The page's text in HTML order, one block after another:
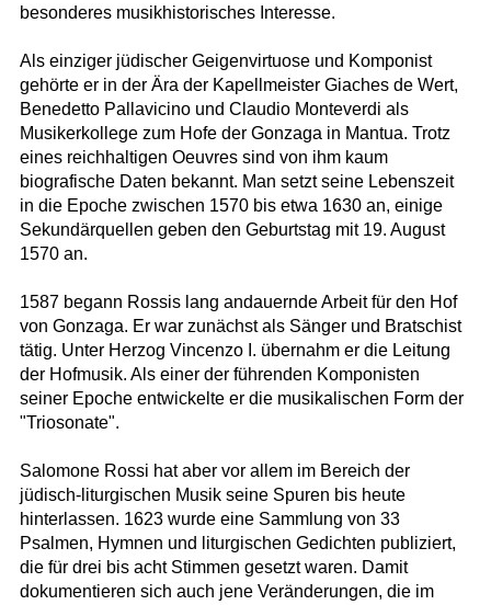
besonderes musikhistorisches Interesse.
Als einziger jüdischer Geigenvirtuose und Komponist
gehörte er in der Ära der Kapellmeister Giaches de Wert,
Benedetto Pallavicino und Claudio Monteverdi als
Musikerkollege zum Hofe der Gonzaga in Mantua. Trotz
eines reichhaltigen Oeuvres sind von ihm kaum
biografische Daten bekannt. Man setzt seine Lebenszeit
in die Epoche zwischen 1570 bis etwa 1630 an, einige
Sekundärquellen geben den Geburtstag mit 19. August
1570 an.
1587 begann Rossis lang andauernde Arbeit für den Hof
von Gonzaga. Er war zunächst als Sänger und Bratschist
tätig. Unter Herzog Vincenzo I. übernahm er die Leitung
der Hofmusik. Als einer der führenden Komponisten
seiner Epoche entwickelte er die musikalischen Form der
"Triosonate".
Salomone Rossi hat aber vor allem im Bereich der
jüdisch-liturgischen Musik seine Spuren bis heute
hinterlassen. 1623 wurde eine Sammlung von 33
Psalmen, Hymnen und liturgischen Gedichten publiziert,
die für drei bis acht Stimmen gesetzt waren. Damit
dokumentieren sich auch jene Veränderungen, die im